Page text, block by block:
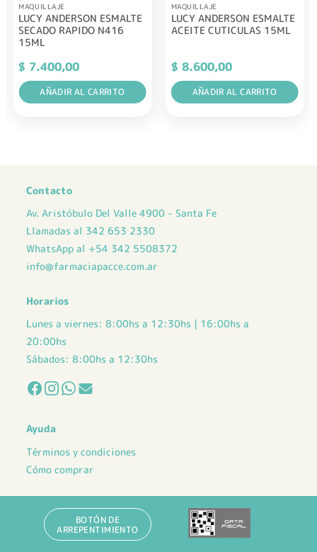
MAQUILLAJE
LUCY ANDERSON ESMALTE
SECADO RAPIDO N416
15ML
$ 7.400,00
AÑADIR AL CARRITO
MAQUILLAJE
LUCY ANDERSON ESMALTE
ACEITE CUTICULAS 15ML
$ 8.600,00
AÑADIR AL CARRITO
Contacto
Av. Aristóbulo Del Valle 4900 - Santa Fe
Llamadas al 342 653 2330
WhatsApp al +54 342 5508372
info@farmaciapacce.com.ar
Horarios
Lunes a viernes: 8:00hs a 12:30hs | 16:00hs a
20:00hs
Sábados: 8:00hs a 12:30hs
Ayuda
Términos y condiciones
Cómo comprar
BOTÓN DE
ARREPENTIMIENTO